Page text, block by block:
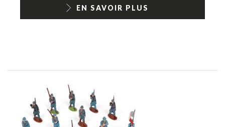
1/18ème moderneEN SAVOIR PLUS